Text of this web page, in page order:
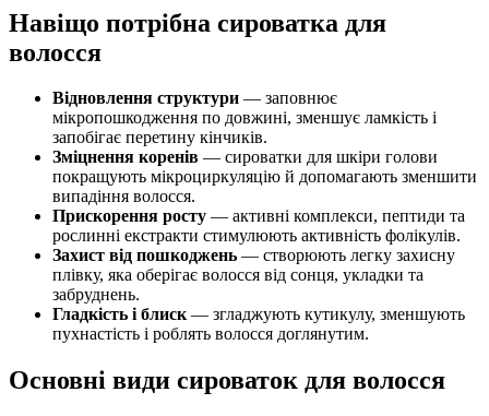
Навіщо потрібна сироватка для
волосся
Відновлення структури — заповнює
мікропошкодження по довжині, зменшує ламкість і
запобігає перетину кінчиків.
Зміцнення коренів — сироватки для шкіри голови
покращують мікроциркуляцію й допомагають зменшити
випадіння волосся.
Прискорення росту — активні комплекси, пептиди та
рослинні екстракти стимулюють активність фолікулів.
Захист від пошкоджень — створюють легку захисну
плівку, яка оберігає волосся від сонця, укладки та
забруднень.
Гладкість і блиск— згладжують кутикулу, зменшують
пухнастість і роблять волосся доглянутим.
Основні види сироваток для волосся